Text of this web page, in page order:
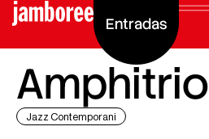
Entradas
Amphitrio
Jazz Contemporani